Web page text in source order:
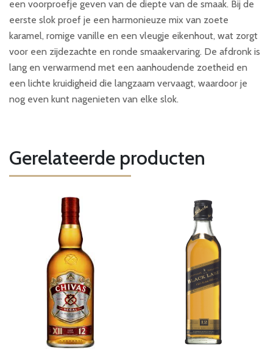
een voorproefje geven van de diepte van de smaak. Bij de
eerste slok proef je een harmonieuze mix van zoete
karamel, romige vanille en een vleugje eikenhout, wat zorgt
voor een zijdezachte en ronde smaakervaring. De afdronk is
lang en verwarmend met een aanhoudende zoetheid en
een lichte kruidigheid die langzaam vervaagt, waardoor je
nog even kunt nagenieten van elke slok.
Gerelateerde producten